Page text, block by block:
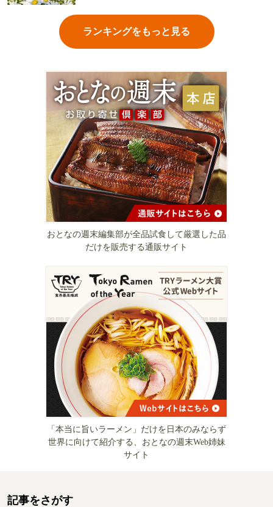
ランキングをもっと見る
おとなの週末編集部が全品試食して厳選した品
だけを販売する通販サイト
「本当に旨いラーメン」だけを日本のみならず
世界に向けて紹介する、おとなの週末Web姉妹
サイト
記事をさがす